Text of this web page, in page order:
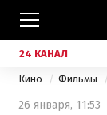
24 КАНАЛ
Кино Фильмы
26 января, 11:53